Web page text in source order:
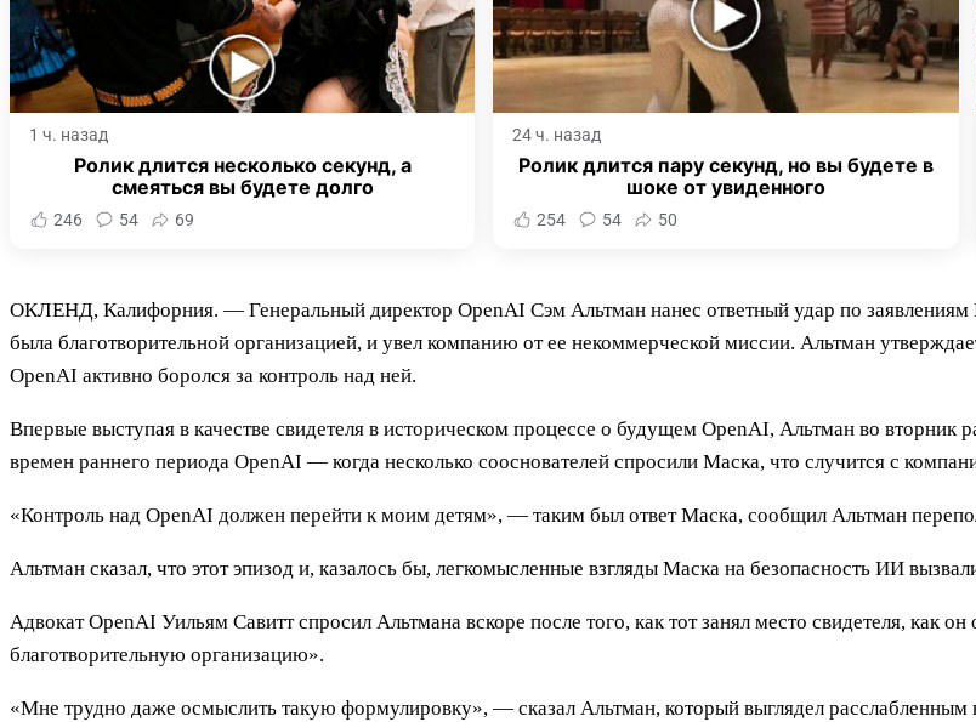
1 ч. назад
Ролик длится несколько секунд, а
смеяться вы будете долго
246 54 69
24 ч. назад
Ролик длится пару секунд, но вы будете в
шоке от увиденного
254 54 50
ОКЛЕНД, Калифорния. — Генеральный директор OpenAI Сэм Альтман нанес ответный удар по заявлениям
была благотворительной организацией, и увел компанию от ее некоммерческой миссии. Альтман
OpenAI активно боролся за контроль над ней.
Впервые выступая в качестве свидетеля в историческом процессе о будущем OpenAI, Альтман во
времен раннего периода OpenAI — когда несколько сооснователей спросили Маска, что случится с
«Контроль над OpenAI должен перейти к моим детям», — таким был ответ Маска, сообщил Альтман
Альтман сказал, что этот эпизод и, казалось бы, легкомысленные взгляды Маска на безопасность ИИ
Адвокат OpenAI Уильям Савитт спросил Альтмана вскоре после того, как тот занял место свидетеля, как
благотворительную организацию».
«Мне трудно даже осмыслить такую формулировку», — сказал Альтман, который выглядел